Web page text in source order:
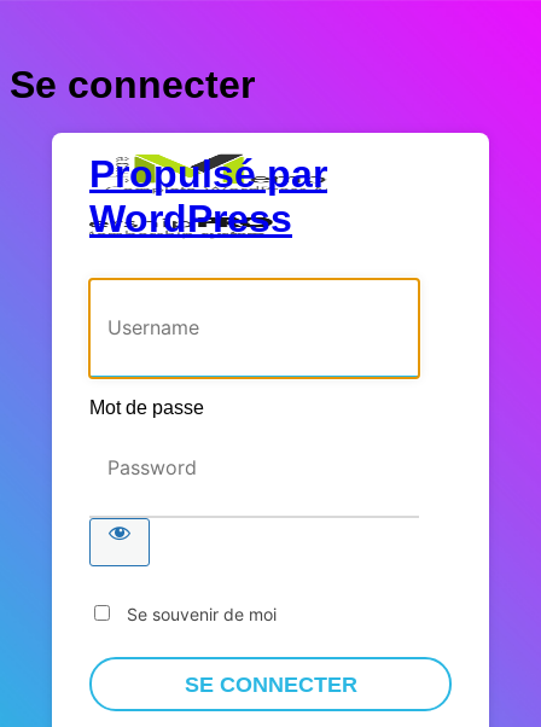
Se connecter
Propulsé par
WordPress
Mot de passe
Se souvenir de moi